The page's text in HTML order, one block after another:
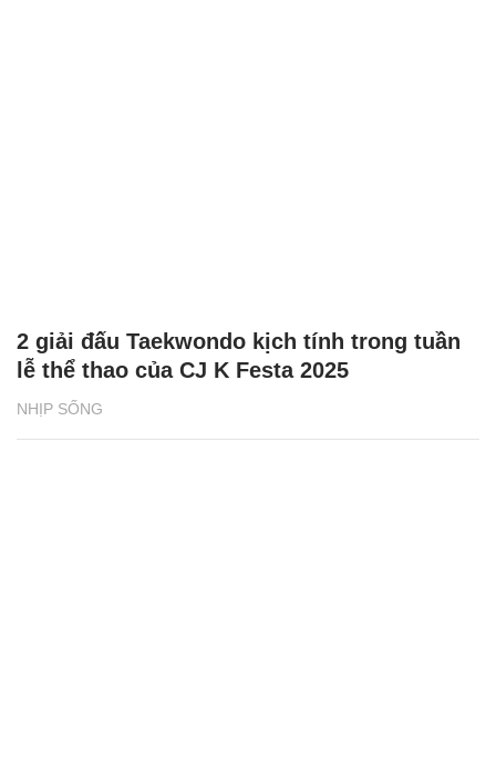
NHỊP SỐNG
2 giải đấu Taekwondo kịch tính trong tuần
lễ thể thao của CJ K Festa 2025